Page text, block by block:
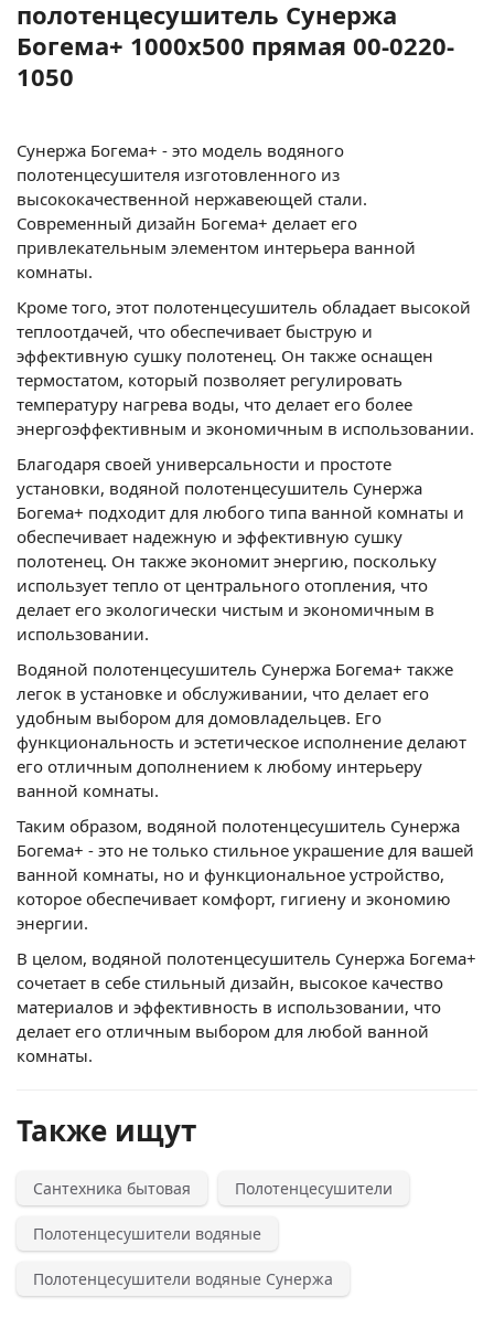
полотенцесушитель Сунержа
Богема+ 1000x500 прямая 00-0220-
1050
Сунержа Богема+ - это модель водяного
полотенцесушителя изготовленного из
высококачественной нержавеющей стали.
Современный дизайн Богема+ делает его
привлекательным элементом интерьера ванной
комнаты.
Кроме того, этот полотенцесушитель обладает высокой
теплоотдачей, что обеспечивает быструю и
эффективную сушку полотенец. Он также оснащен
термостатом, который позволяет регулировать
температуру нагрева воды, что делает его более
энергоэффективным и экономичным в использовании.
Благодаря своей универсальности и простоте
установки, водяной полотенцесушитель Сунержа
Богема+ подходит для любого типа ванной комнаты и
обеспечивает надежную и эффективную сушку
полотенец. Он также экономит энергию, поскольку
использует тепло от центрального отопления, что
делает его экологически чистым и экономичным в
использовании.
Водяной полотенцесушитель Сунержа Богема+ также
легок в установке и обслуживании, что делает его
удобным выбором для домовладельцев. Его
функциональность и эстетическое исполнение делают
его отличным дополнением к любому интерьеру
ванной комнаты.
Таким образом, водяной полотенцесушитель Сунержа
Богема+ - это не только стильное украшение для вашей
ванной комнаты, но и функциональное устройство,
которое обеспечивает комфорт, гигиену и экономию
энергии.
В целом, водяной полотенцесушитель Сунержа Богема+
сочетает в себе стильный дизайн, высокое качество
материалов и эффективность в использовании, что
делает его отличным выбором для любой ванной
комнаты.
Также ищут
Сантехника бытовая Полотенцесушители
Полотенцесушители водяные
Полотенцесушители водяные Сунержа